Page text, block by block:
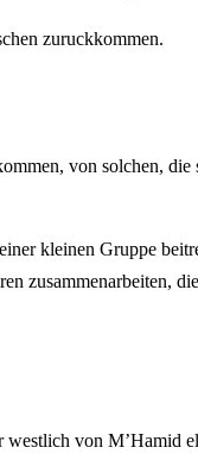
zuruckkommen.
von solchen,
kleinen Gruppe
zusammenarbeiten,
von M’Hamid